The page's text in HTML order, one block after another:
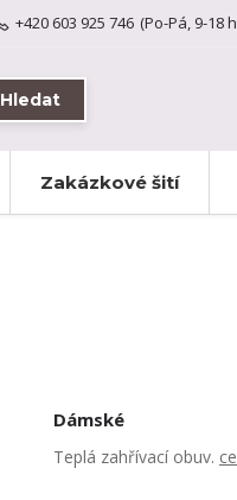
Hledat
+420 603 925 746 (Po-Pá, 9-18
Zakázkové šití
Dámské
Teplá zahřívací obuv.